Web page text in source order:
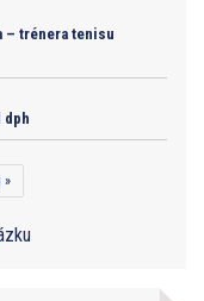
– trénera tenisu
dph
»